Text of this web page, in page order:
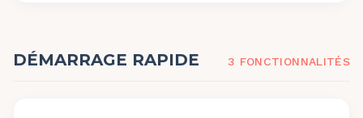
DÉMARRAGE RAPIDE 3 FONCTIONNALITÉS